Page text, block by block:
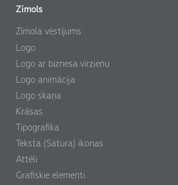
Zīmols
Zīmola vēstījums
Logo
Logo ar biznesa virzienu
Logo animācija
Logo skaņa
Krāsas
Tipografika
Teksta (Satura) ikonas
Attēli
Grafiskie elementi